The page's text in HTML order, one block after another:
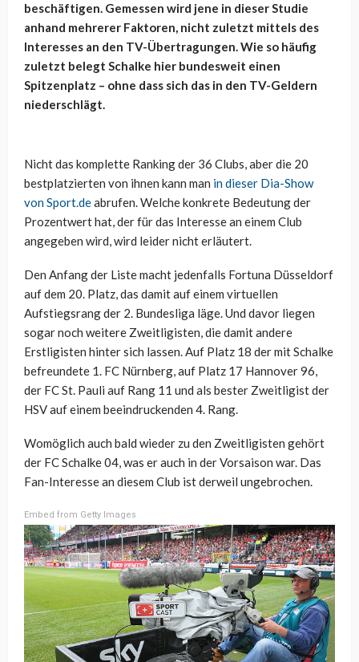
beschäftigen. Gemessen wird jene in dieser Studie
anhand mehrerer Faktoren, nicht zuletzt mittels des
Interesses an den TV-Übertragungen. Wie so häufig
zuletzt belegt Schalke hier bundesweit einen
Spitzenplatz – ohne dass sich das in den TV-Geldern
niederschlägt.
Nicht das komplette Ranking der 36 Clubs, aber die 20
bestplatzierten von ihnen kann man in dieser Dia-Show
von Sport.deabrufen. Welche konkrete Bedeutung der
Prozentwert hat, der für das Interesse an einem Club
angegeben wird, wird leider nicht erläutert.
Den Anfang der Liste macht jedenfalls Fortuna Düsseldorf
auf dem 20. Platz, das damit auf einem virtuellen
Aufstiegsrang der 2. Bundesliga läge. Und davor liegen
sogar noch weitere Zweitligisten, die damit andere
Erstligisten hinter sich lassen. Auf Platz 18 der mit Schalke
befreundete 1. FC Nürnberg, auf Platz 17 Hannover 96,
der FC St. Pauli auf Rang 11 und als bester Zweitligist der
HSV auf einem beeindruckenden 4. Rang.
Womöglich auch bald wieder zu den Zweitligisten gehört
der FC Schalke 04, was er auch in der Vorsaison war. Das
Fan-Interesse an diesem Club ist derweil ungebrochen.
Embed from Getty Images